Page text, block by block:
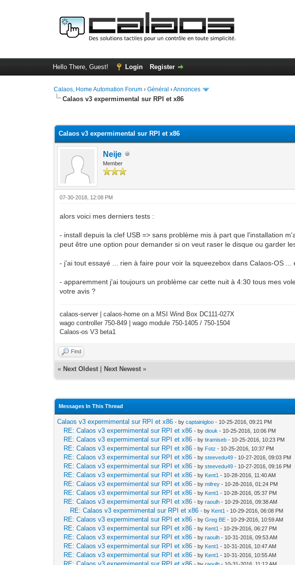
Hello There, Guest! Login Register
Calaos, Home Automation Forum ›Général ›Annonces
Calaos v3 expermimental sur RPI et x86
Calaos v3 expermimental sur RPI et x86
Neije
Member
07-30-2018, 12:08 PM
alors voici mes derniers tests :
- install depuis la clef USB => sans problème mis à part que l'installation
peut être une option pour demander si on veut raser le disque ou garder
- j'ai tout essayé ... rien à faire pour voir la squeezebox dans Calaos-OS
- apparemment j'ai toujours un problème car cette nuit à 4:30 tous mes
votre avis ?
calaos-server | calaos-home on a MSI Wind Box DC111-027X
wago controller 750-849 | wago module 750-1405 / 750-1504
Calaos-os V3 beta1
Find
« Next Oldest Next Newest »
Messages In This Thread
Calaos v3 expermimental sur RPI et x86 - bycaptainigloo - 10-25-2016, 09:21 PM
RE: Calaos v3 expermimental sur RPI et x86 - bydiouk - 10-25-2016, 10:06 PM
RE: Calaos v3 expermimental sur RPI et x86 - bytiramiseb - 10-25-2016, 10:23 PM
RE: Calaos v3 expermimental sur RPI et x86 - by Fotz - 10-25-2016, 10:37 PM
RE: Calaos v3 expermimental sur RPI et x86 - bysteevedu49 - 10-27-2016, 09:03 PM
RE: Calaos v3 expermimental sur RPI et x86 - bysteevedu49 - 10-27-2016, 09:16 PM
RE: Calaos v3 expermimental sur RPI et x86 - by Kent1 - 10-28-2016, 11:40 AM
RE: Calaos v3 expermimental sur RPI et x86 - bymifrey - 10-28-2016, 01:24 PM
RE: Calaos v3 expermimental sur RPI et x86 - by Kent1 - 10-28-2016, 05:37 PM
RE: Calaos v3 expermimental sur RPI et x86 - byraoulh - 10-29-2016, 09:38 AM
RE: Calaos v3 expermimental sur RPI et x86 - by Kent1 - 10-29-2016, 06:08 PM
RE: Calaos v3 expermimental sur RPI et x86 - byGreg BE - 10-29-2016, 10:59 AM
RE: Calaos v3 expermimental sur RPI et x86 - by Kent1 - 10-29-2016, 06:27 PM
RE: Calaos v3 expermimental sur RPI et x86 - byraoulh - 10-31-2016, 09:53 AM
RE: Calaos v3 expermimental sur RPI et x86 - by Kent1 - 10-31-2016, 10:47 AM
RE: Calaos v3 expermimental sur RPI et x86 - by Kent1 - 10-31-2016, 10:55 AM